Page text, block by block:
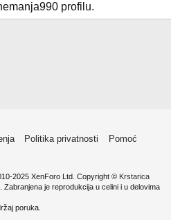
profilu.
Politika privatnosti
Pomoć
2025 XenForo Ltd. Copyright © Krstarica
je reprodukcija u celini i u delovima
poruka.